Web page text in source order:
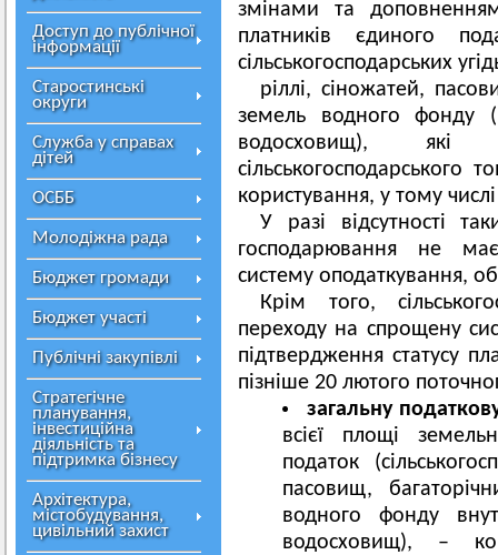
Доступ до публічної
інформації
Старостинські
округи
Служба у справах
дітей
ОСББ
Молодіжна рада
Бюджет громади
Бюджет участі
Публічні закупівлі
Стратегічне
планування,
інвестиційна
діяльність та
підтримка бізнесу
Архітектура,
містобудування,
цивільний захист
змінами та
платників єдиного
сільськогосподарських
ріллі, сіножатей,
земель водного фонду
водосховищ), які
користування, у тому
У разі відсутності
господарювання не
систему оподаткування,
Крім того,
переходу на спрощену
підтвердження статусу
пізніше 20 лютого
загальну
всієї площі
податок
пасовищ,
водного фонду
водосховищ), –